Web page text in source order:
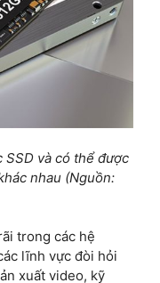
SSD và có thể được
nhau (Nguồn:
trong các hệ
lĩnh vực đòi hỏi
xuất video, kỹ